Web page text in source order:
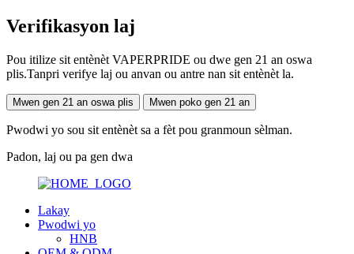
Verifikasyon laj
Pou itilize sit entènèt VAPERPRIDE ou dwe gen 21 an oswa
plis.Tanpri verifye laj ou anvan ou antre nan sit entènèt la.
Mwen gen 21 an oswa plis Mwen poko gen 21 an
Pwodwi yo sou sit entènèt sa a fèt pou granmoun sèlman.
Padon, laj ou pa gen dwa
Lakay
Pwodwi yo
HNB